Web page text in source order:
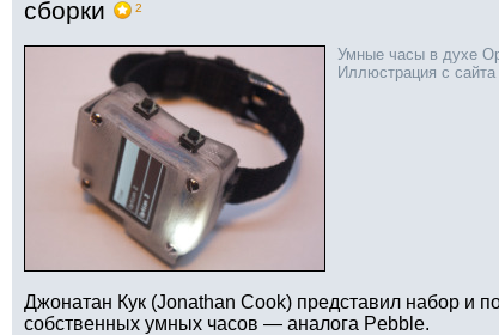
сборки
2
Умные часы в духе
Иллюстрация с сайта
Джонатан Кук (Jonathan Cook) представил набор и
собственных умных часов — аналога Pebble.